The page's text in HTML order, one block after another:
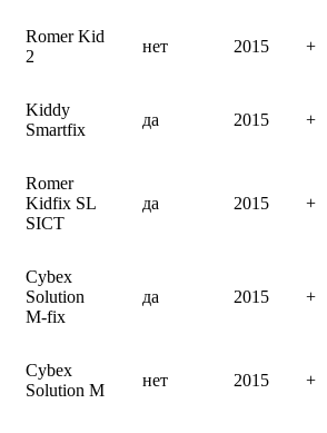
Romer Kid
2
нет 2015 +
Kiddy
Smartfix
да 2015 +
Romer
Kidfix SL
SICT
да 2015 +
Cybex
Solution
M-fix
да 2015 +
Cybex
Solution M
нет 2015 +